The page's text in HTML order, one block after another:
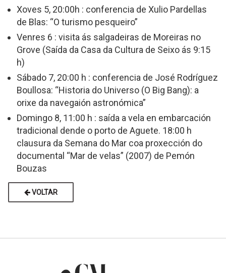
Xoves 5, 20:00h : conferencia de Xulio Pardellas
de Blas: “O turismo pesqueiro”
Venres 6 : visita ás salgadeiras de Moreiras no
Grove (Saída da Casa da Cultura de Seixo ás 9:15
h)
Sábado 7, 20:00 h : conferencia de José Rodríguez
Boullosa: “Historia do Universo (O Big Bang): a
orixe da navegaión astronómica”
Domingo 8, 11:00 h : saída a vela en embarcación
tradicional dende o porto de Aguete. 18:00 h
clausura da Semana do Mar coa proxección do
documental “Mar de velas” (2007) de Pemón
Bouzas
VOLTAR